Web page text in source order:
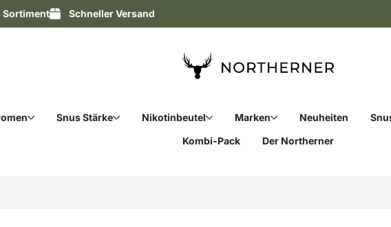
Sortiment Schneller Versand
Snus Stärke Nikotinbeutel Marken Neuheiten
Kombi-Pack
Der Northerner